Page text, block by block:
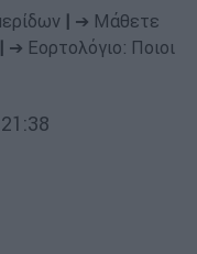
➔ Μάθετε
➔ Εορτολόγιο: Ποιοι